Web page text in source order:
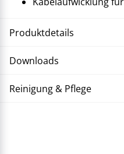
Produktdetails
Downloads
Reinigung & Pflege